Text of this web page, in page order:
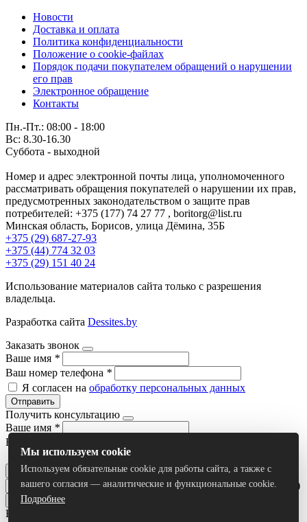
Новости
Доставка и оплата
Политика конфиденциальности
Положение о cookie-файлах
Порядок подачи покупателем обращений о нарушении
его прав
Электронное обращение
Контакты
Пн.-Пт.: 08:00 - 18:00
Вс: 8.30-16.30
Суббота - выходной
Номер и адрес электронной почты лица, уполномоченного
рассматривать обращения покупателей о нарушении их прав,
предусмотренных законодательством о защите прав
потребителей: +375 (177) 74 27 77 , boritorg@list.ru
Минская область, Борисов, улица Дёмина, 35Б
+375 (29) 687-27-93
+375 (44) 774 32 03
+375 (29) 151 40 24
Использование материалов сайта только с разрешения
владельца.
Разработка сайта Dessites.by
Заказать звонок
Ваше имя *
Ваш номер телефона *
Я согласен на обработку персональных данных
Отправить
Получить консультацию
Ваше имя *
Ваш номер телефона
Я согласен наобработку персональных данных
Отправить
Умный поиск(тестовый режим)
Все результаты
Мы используем cookie
Используем обязательные cookie для работы сайта, а также с
вашего согласия — аналитические и функциональные cookie.
Подробнее